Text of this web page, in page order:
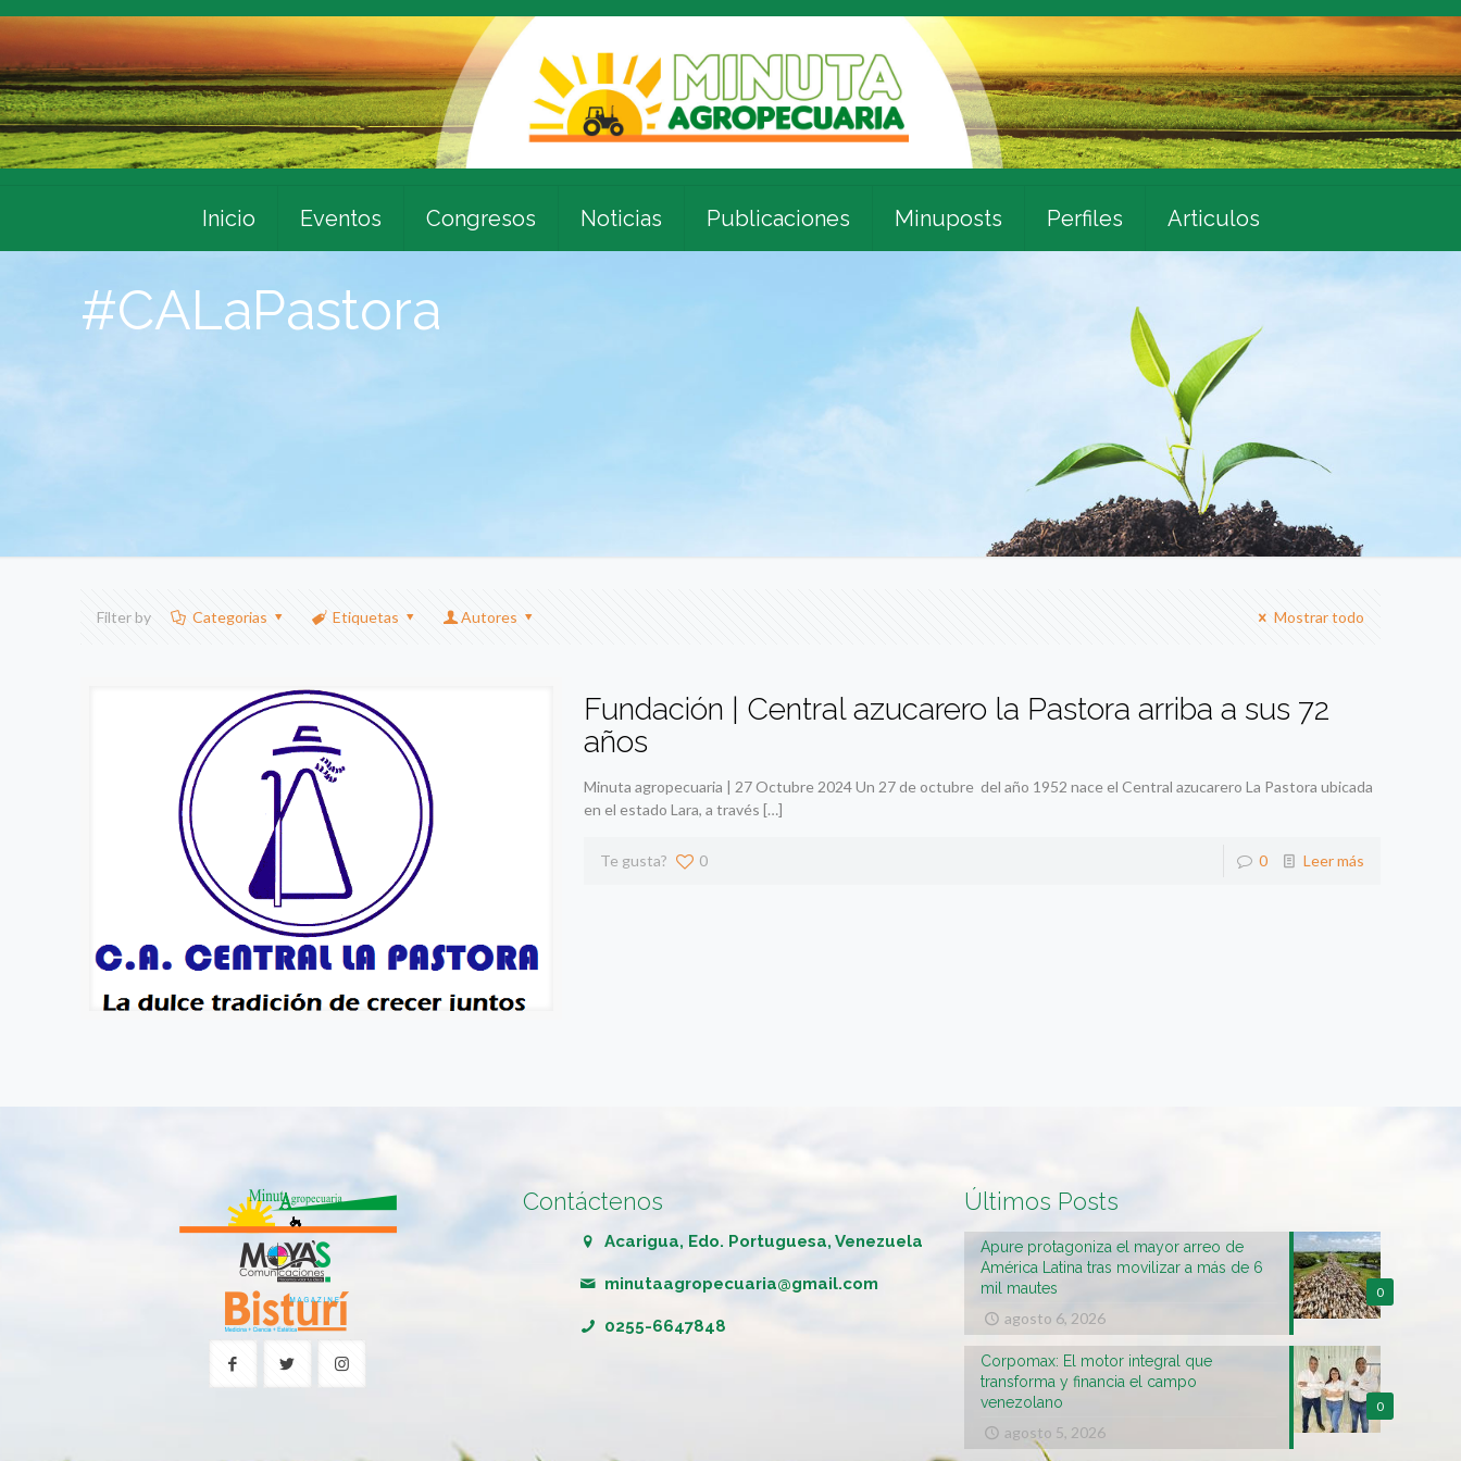
Inicio Eventos Congresos Noticias Publicaciones Minuposts Perfiles Articulos
#CALaPastora
Filter by Categorias Etiquetas Autores Mostrar todo
Fundación | Central azucarero la Pastora arriba a sus 72
años
Minuta agropecuaria | 27 Octubre 2024 Un 27 de octubre del año 1952 nace el Central azucarero La Pastora ubicada
en el estado Lara, a través […]
Te gusta? 0 0 Leer más
Contáctenos
Acarigua, Edo. Portuguesa, Venezuela
minutaagropecuaria@gmail.com
0255-6647848
Últimos Posts
0
Apure protagoniza el mayor arreo de
América Latina tras movilizar a más de 6
mil mautes
agosto 6, 2026
0
Corpomax: El motor integral que
transforma y financia el campo
venezolano
agosto 5, 2026